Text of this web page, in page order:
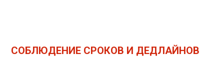
СОБЛЮДЕНИЕ СРОКОВ И ДЕДЛАЙНОВ